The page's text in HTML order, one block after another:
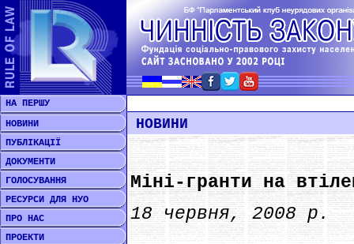
НА ПЕРШУ
НОВИНИ
ПУБЛІКАЦІЇ
ДОКУМЕНТИ
ГОЛОСУВАННЯ
РЕСУРСИ ДЛЯ НУО
ПРО НАС
ПРОЕКТИ
НОВИНИ
Міні-гранти на
18 червня, 2008 р.